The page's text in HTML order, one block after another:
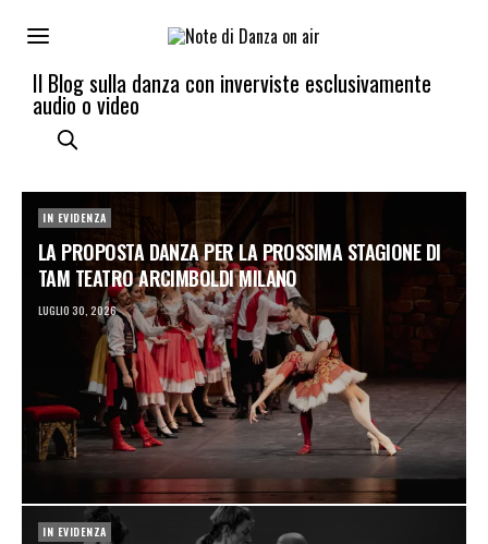
Il Blog sulla danza con inverviste esclusivamente
audio o video
IN EVIDENZA
LA PROPOSTA DANZA PER LA PROSSIMA STAGIONE DI
TAM TEATRO ARCIMBOLDI MILANO
LUGLIO 30, 2026
IN EVIDENZA